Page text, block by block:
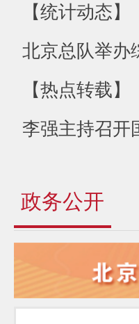
【统计动态】
北京总队举办
【热点转载】
政务公开